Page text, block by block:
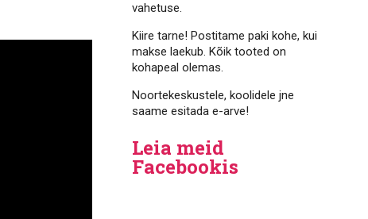
vahetuse.
Kiire tarne! Postitame paki kohe, kui
makse laekub. Kõik tooted on
kohapeal olemas.
Noortekeskustele, koolidele jne
saame esitada e-arve!
Leia meid
Facebookis